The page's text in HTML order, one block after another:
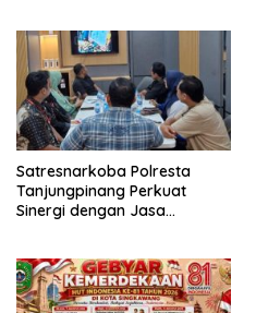
Satresnarkoba Polresta
Tanjungpinang Perkuat
Sinergi dengan Jasa